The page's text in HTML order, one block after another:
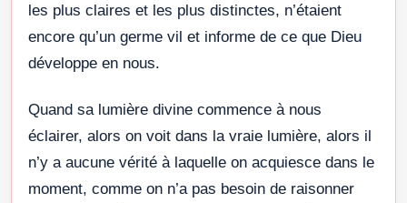
les plus claires et les plus distinctes, n’étaient
encore qu’un germe vil et informe de ce que Dieu
développe en nous.
Quand sa lumière divine commence à nous
éclairer, alors on voit dans la vraie lumière, alors il
n’y a aucune vérité à laquelle on acquiesce dans le
moment, comme on n’a pas besoin de raisonner